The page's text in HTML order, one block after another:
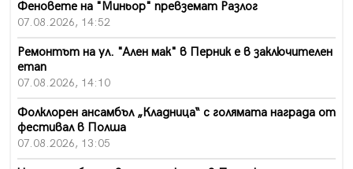
Феновете на "Миньор" превземат Разлог
07.08.2026, 14:52
Ремонтът на ул. "Ален мак" в Перник е в заключителен
етап
07.08.2026, 14:10
Фолклорен ансамбъл „Кладница“ с голямата награда от
фестивал в Полша
07.08.2026, 13:05